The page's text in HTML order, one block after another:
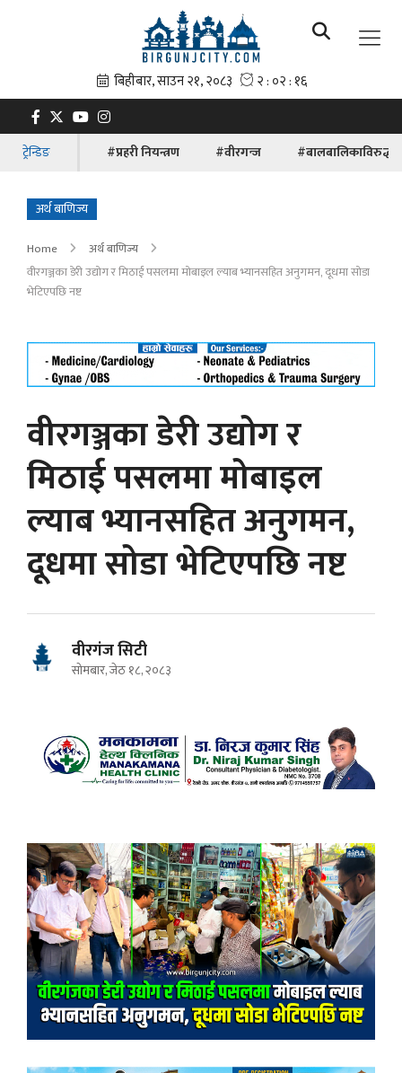
ट्रेन्डिङ #प्रहरी नियन्त्रण #वीरगन्ज
अर्थ बाणिज्य
Home
अर्थ बाणिज्य
वीरगञ्जका डेरी उद्योग र मिठाई पसलमा मोबाइल ल्याब भ्यानसहित अनुगमन, दूधमा सोडा
भेटिएपछि नष्ट
वीरगञ्जका डेरी उद्योग र
मिठाई पसलमा मोबाइल
ल्याब भ्यानसहित अनुगमन,
दूधमा सोडा भेटिएपछि नष्ट
वीरगंज सिटी
सोमबार, जेठ १८, २०८३